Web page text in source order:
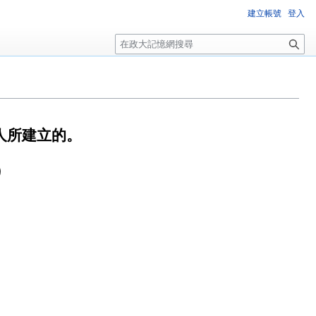
建立的。
建立帳號 登入
搜
尋